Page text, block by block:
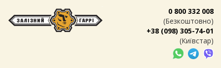
0 800 332 008
(Безкоштовно)
+38 (098) 305-74-01
(Київстар)